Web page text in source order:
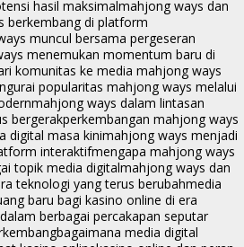
hasil maksimalmahjong ways dan
berkembang di platform
muncul bersama pergeseran
menemukan momentum baru di
komunitas ke media mahjong ways
popularitas mahjong ways melalui
mahjong ways dalam lintasan
bergerakperkembangan mahjong ways
digital masa kinimahjong ways menjadi
interaktifmengapa mahjong ways
topik media digitalmahjong ways dan
teknologi yang terus berubahmedia
baru bagi kasino online di era
berbagai percakapan seputar
bagaimana media digital